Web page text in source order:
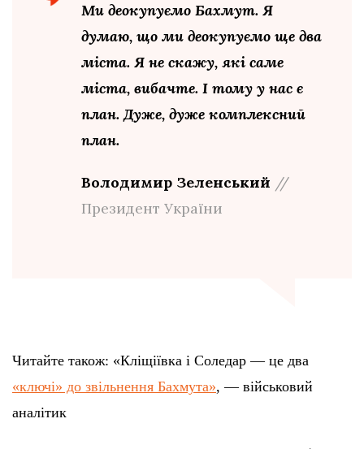
Ми деокупуємо Бахмут. Я
думаю, що ми деокупуємо ще два
міста. Я не скажу, які саме
міста, вибачте. І тому у нас є
план. Дуже, дуже комплексний
план.
Володимир Зеленський //
Президент України
Читайте також: «Кліщіївка і Соледар — це два
«ключі» до звільнення Бахмута», — військовий
аналітик